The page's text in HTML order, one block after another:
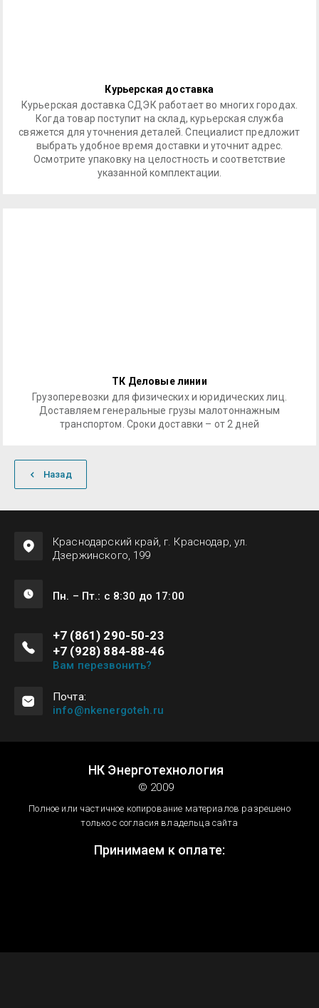
Курьерская доставка
Курьерская доставка СДЭК работает во многих городах.
Когда товар поступит на склад, курьерская служба
свяжется для уточнения деталей. Специалист предложит
выбрать удобное время доставки и уточнит адрес.
Осмотрите упаковку на целостность и соответствие
указанной комплектации.
ТК Деловые линии
Грузоперевозки для физических и юридических лиц.
Доставляем генеральные грузы малотоннажным
транспортом. Сроки доставки – от 2 дней
Назад
Краснодарский край, г. Краснодар, ул.
Дзержинского, 199
Пн. – Пт.: с 8:30 до 17:00
+7 (861) 290-50-23
+7 (928) 884-88-46
Вам перезвонить?
Почта:
info@nkenergoteh.ru
НК Энерготехнология
© 2009
Полное или частичное копирование материалов разрешено
только с согласия владельца сайта
Принимаем к оплате: